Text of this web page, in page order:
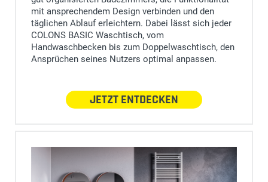
mit ansprechendem Design verbinden und den
täglichen Ablauf erleichtern. Dabei lässt sich jeder
COLONS BASIC Waschtisch, vom
Handwaschbecken bis zum Doppelwaschtisch, den
Ansprüchen seines Nutzers optimal anpassen.
JETZT ENTDECKEN